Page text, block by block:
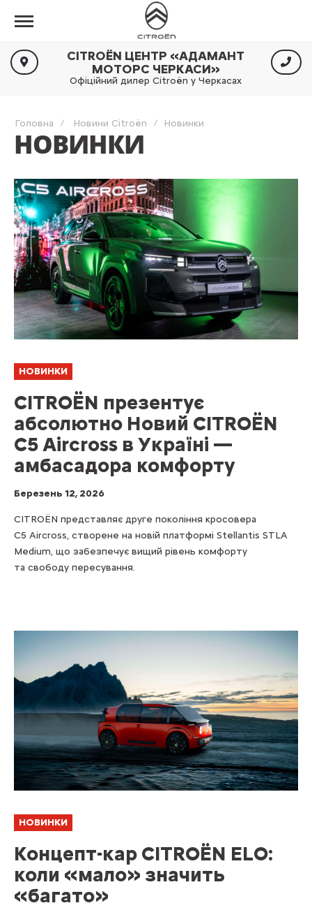
CITROËN ЦЕНТР «АДАМАНТ
МОТОРС ЧЕРКАСИ»
Офіційний дилер Citroën у Черкасах
Головна Новини Citroën Новинки
НОВИНКИ
НОВИНКИ
CITROËN презентує
абсолютно Новий CITROËN
C5 Aircross в Україні —
амбасадора комфорту
Березень 12, 2026
CITROËN представляє друге покоління кросовера
C5 Aircross, створене на новій платформі Stellantis STLA
Medium, що забезпечує вищий рівень комфорту
та свободу пересування.
НОВИНКИ
Концепт-кар CITROЁN ELO:
коли «мало» значить
«багато»